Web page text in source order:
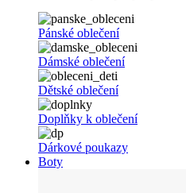
Pánské oblečení
Dámské oblečení
Dětské oblečení
Doplňky k oblečení
Dárkové poukazy
Boty